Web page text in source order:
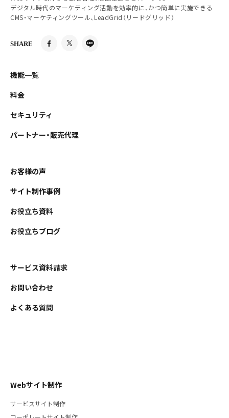
デジタル時代のマーケティング活動を効率的に、かつ簡単に実施できる
CMS・マーケティングツール、LeadGrid（リードグリッド）
SHARE
機能一覧
料金
セキュリティ
パートナー・販売代理
お客様の声
サイト制作事例
お役立ち資料
お役立ちブログ
サービス資料請求
お問い合わせ
よくある質問
Webサイト制作
サービスサイト制作